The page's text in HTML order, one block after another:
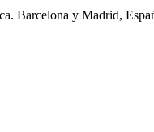
Barcelona y Madrid,